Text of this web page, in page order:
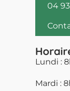
04
Lundi :
Mardi :